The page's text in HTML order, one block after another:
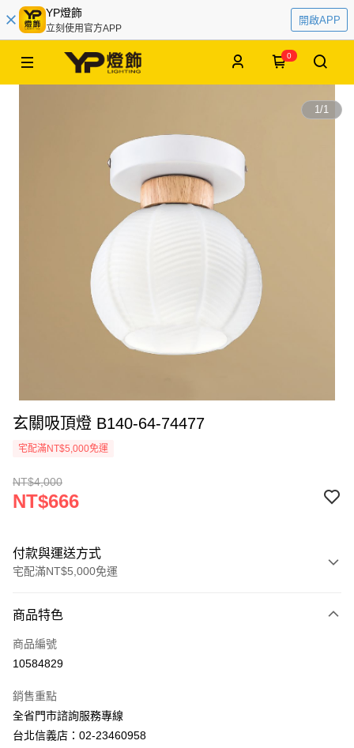
YP燈飾
立刻使用官方APP
開啟APP
0
1/1
玄關吸頂燈 B140-64-74477
宅配滿NT$5,000免運
NT$4,000
NT$666
付款與運送方式
宅配滿NT$5,000免運
信用卡一次付款
LINE Pay
街口支付
悠遊付
商品特色
商品編號
10584829
銷售重點
全省門市諮詢服務專線
台北信義店：02-23460958